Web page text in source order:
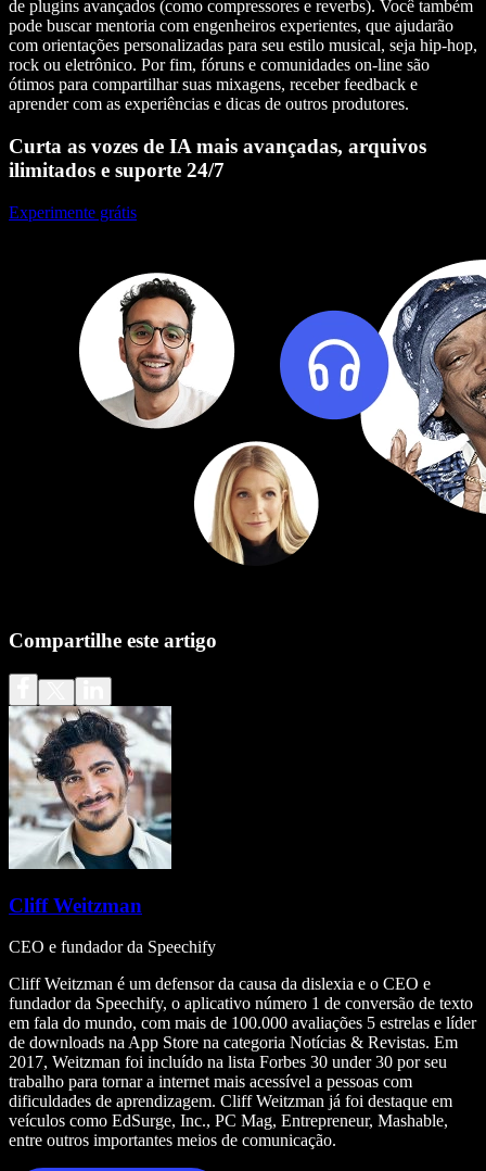
de plugins avançados (como compressores e reverbs). Você também
pode buscar mentoria com engenheiros experientes, que ajudarão
com orientações personalizadas para seu estilo musical, seja hip-hop,
rock ou eletrônico. Por fim, fóruns e comunidades on-line são
ótimos para compartilhar suas mixagens, receber feedback e
aprender com as experiências e dicas de outros produtores.
Curta as vozes de IA mais avançadas, arquivos
ilimitados e suporte 24/7
Experimente grátis
Compartilhe este artigo
Cliff Weitzman
CEO e fundador da Speechify
Cliff Weitzman é um defensor da causa da dislexia e o CEO e
fundador da Speechify, o aplicativo número 1 de conversão de texto
em fala do mundo, com mais de 100.000 avaliações 5 estrelas e líder
de downloads na App Store na categoria Notícias & Revistas. Em
2017, Weitzman foi incluído na lista Forbes 30 under 30 por seu
trabalho para tornar a internet mais acessível a pessoas com
dificuldades de aprendizagem. Cliff Weitzman já foi destaque em
veículos como EdSurge, Inc., PC Mag, Entrepreneur, Mashable,
entre outros importantes meios de comunicação.